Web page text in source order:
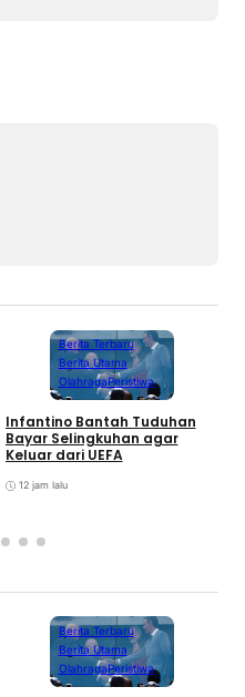
Berita Terbaru
Berita Utama
OlahragaPeristiwa
Infantino Bantah Tuduhan
Bayar Selingkuhan agar
Keluar dari UEFA
12 jam lalu
Berita Terbaru
Berita Utama
OlahragaPeristiwa